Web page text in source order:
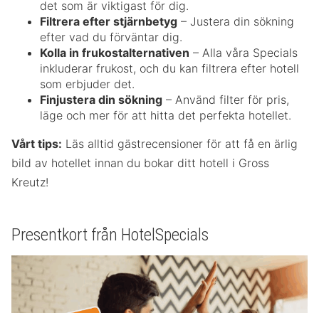
det som är viktigast för dig.
Filtrera efter stjärnbetyg – Justera din sökning
efter vad du förväntar dig.
Kolla in frukostalternativen – Alla våra Specials
inkluderar frukost, och du kan filtrera efter hotell
som erbjuder det.
Finjustera din sökning – Använd filter för pris,
läge och mer för att hitta det perfekta hotellet.
Vårt tips: Läs alltid gästrecensioner för att få en ärlig
bild av hotellet innan du bokar ditt hotell i Gross
Kreutz!
Presentkort från HotelSpecials